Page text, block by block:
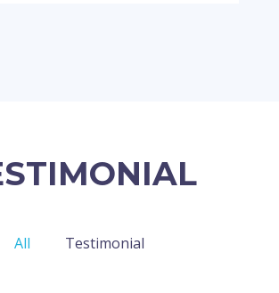
All Testimonial